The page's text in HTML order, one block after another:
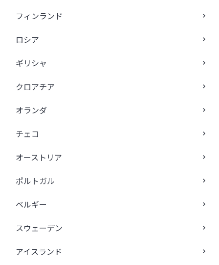
フィンランド
ロシア
ギリシャ
クロアチア
オランダ
チェコ
オーストリア
ポルトガル
ベルギー
スウェーデン
アイスランド